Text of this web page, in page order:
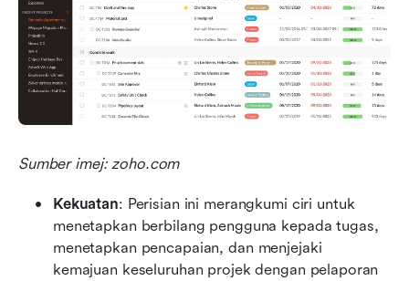
Sumber imej: zoho.com
Kekuatan: Perisian ini merangkumi ciri untuk
menetapkan berbilang pengguna kepada tugas,
menetapkan pencapaian, dan menjejaki
kemajuan keseluruhan projek dengan pelaporan